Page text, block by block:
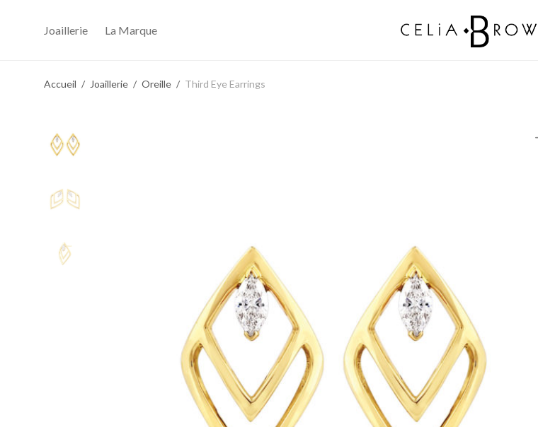
Joaillerie La Marque
Accueil / Joaillerie / Oreille / Third Eye Earrings